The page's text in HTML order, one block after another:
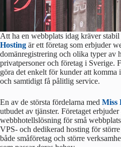
Att ha en webbplats idag kräver
Hosting är ett företag som erbjuder
domänregistrering och olika typer av
privatpersoner och företag i Sverige.
göra det enkelt för kunder att komma
och samtidigt få pålitlig service.
En av de största fördelarna med Miss
utbudet av tjänster. Företaget
webbhotellslösning för små
VPS- och dedikerad hosting för
både småföretag och större